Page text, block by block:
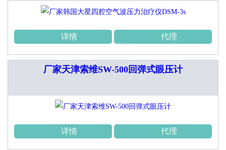
详情 代理
厂家天津索维SW-500回弹式眼压计
详情 代理